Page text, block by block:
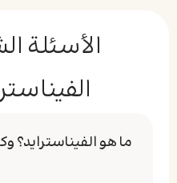
الأسئلة
ما هو الفيناسترايد؟